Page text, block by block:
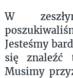
W
Jesteśmy
się znaleźć
Musimy